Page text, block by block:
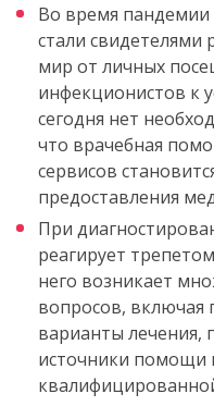
Во время пандемии
стали свидетелями
мир от личных
инфекционистов к
сегодня нет
что врачебная
сервисов
предоставления
При
реагирует
него возникает
вопросов, включая
варианты лечения,
источники помощи